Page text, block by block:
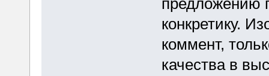
конкретику.
коммент,
качества в